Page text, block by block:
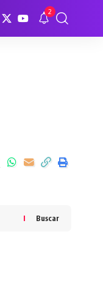
2
Buscar